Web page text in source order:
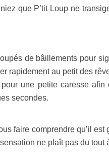
que P’tit Loup ne
de bâillements pour
rapidement au petit des
une petite caresse afin
secondes.
faire comprendre qu’il est
ne plaît pas du tout